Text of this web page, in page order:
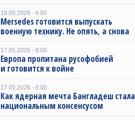
18.05.2026 - 6:00
Mersedes готовится выпускать
военную технику. Не опять, а снова
17.05.2026 - 8:00
Европа пропитана русофобией
и готовится к войне
17.05.2026 - 6:00
Как ядерная мечта Бангладеш стала
национальным консенсусом